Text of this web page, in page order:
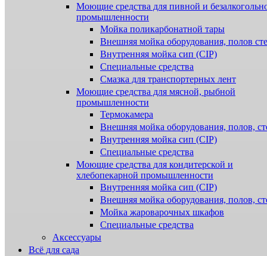
Моющие средства для пивной и
промышленности
Мойка поликарбонатной тары
Внешняя мойка оборудования, полов
Внутренняя мойка сип (CIP)
Специальные средства
Смазка для транспортерных лент
Моющие средства для мясной, рыбной
промышленности
Термокамера
Внешняя мойка оборудования, полов,
Внутренняя мойка сип (CIP)
Специальные средства
Моющие средства для кондитерской и
хлебопекарной промышленности
Внутренняя мойка сип (CIP)
Внешняя мойка оборудования, полов,
Мойка жароварочных шкафов
Специальные средства
Аксессуары
Всё для сада